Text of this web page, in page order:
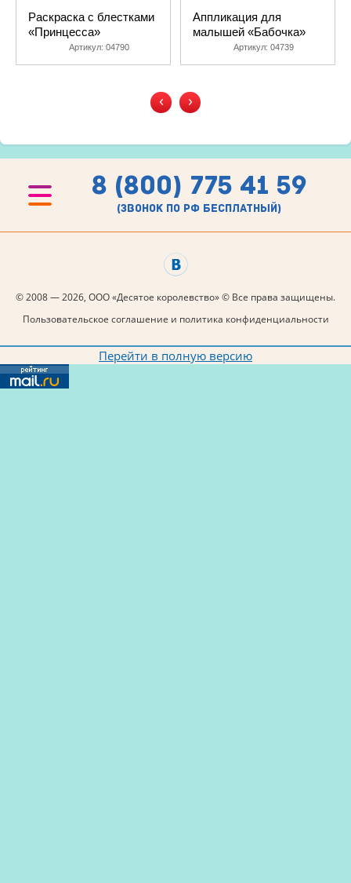
Раскраска с блестками
«Принцесса»
Артикул: 04790
Аппликация для
малышей «Бабочка»
Артикул: 04739
‹ ›
8 (800) 775 41 59
(звонок по рф бесплатный)
© 2008 — 2026, ООО «Десятое королевство» © Все права защищены.
Пользовательское соглашение и политика конфиденциальности
Перейти в полную версию